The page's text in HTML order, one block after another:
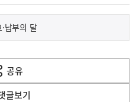
납부의 달
공유
열
기
글보기